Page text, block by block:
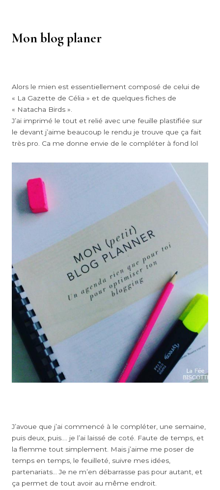
Mon blog planer
Alors le mien est essentiellement composé de celui de
« La Gazette de Célia » et de quelques fiches de
« Natacha Birds ».
J’ai imprimé le tout et relié avec une feuille plastifiée sur
le devant j’aime beaucoup le rendu je trouve que ça fait
très pro. Ca me donne envie de le compléter à fond lol
J’avoue que j’ai commencé à le compléter, une semaine,
puis deux, puis…. je l’ai laissé de coté. Faute de temps, et
la flemme tout simplement. Mais j’aime me poser de
temps en temps, le feuilleté, suivre mes idées,
partenariats… Je ne m’en débarrasse pas pour autant, et
ça permet de tout avoir au même endroit.